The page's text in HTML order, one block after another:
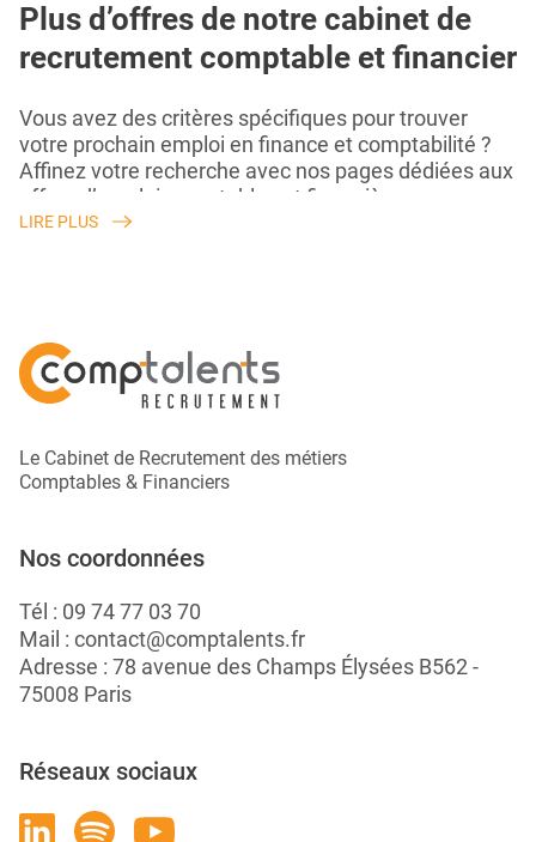
Plus d’offres de notre cabinet de
recrutement comptable et financier
Vous avez des critères spécifiques pour trouver
votre prochain emploi en finance et comptabilité ?
Affinez votre recherche avec nos pages dédiées aux
offres d’emploi comptables et financières :
En Comptabilité
En Finance
Notre cabinet de recrutement
spécialisé vous propose aussi
Votre job de rêve ne figure pas encore dans la liste ?
Envoyez-nous votre CV
spontanée. Un consultant dédié prendra contact
avec vous dès qu’une opportunité répondant à vos
critères se présente. Un entretien unique vous
permettra d’être positionné(e) sur l’ensemble des
missions en cours de notre cabinet.
LIRE PLUS
Le Cabinet de Recrutement des métiers
Comptables & Financiers
Nos coordonnées
Tél : 09 74 77 03 70
Mail : contact@comptalents.fr
Adresse : 78 avenue des Champs Élysées B562 -
75008 Paris
Réseaux sociaux